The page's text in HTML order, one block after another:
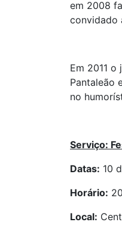
em 2008
convidado
Em 2011
Pantaleão
no
Serviço:
Datas: 10
Horário:
Local: